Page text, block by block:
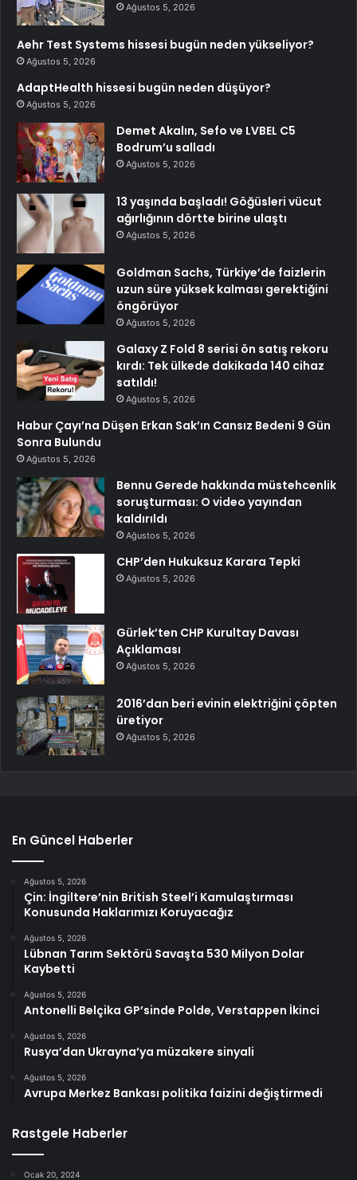
Ağustos 5, 2026
Aehr Test Systems hissesi bugün neden yükseliyor?
Ağustos 5, 2026
AdaptHealth hissesi bugün neden düşüyor?
Ağustos 5, 2026
Demet Akalın, Sefo ve LVBEL C5
Bodrum’u salladı
Ağustos 5, 2026
13 yaşında başladı! Göğüsleri vücut
ağırlığının dörtte birine ulaştı
Ağustos 5, 2026
Goldman Sachs, Türkiye’de faizlerin
uzun süre yüksek kalması gerektiğini
öngörüyor
Ağustos 5, 2026
Galaxy Z Fold 8 serisi ön satış rekoru
kırdı: Tek ülkede dakikada 140 cihaz
satıldı!
Ağustos 5, 2026
Habur Çayı’na Düşen Erkan Sak’ın Cansız Bedeni 9 Gün
Sonra Bulundu
Ağustos 5, 2026
Bennu Gerede hakkında müstehcenlik
soruşturması: O video yayından
kaldırıldı
Ağustos 5, 2026
CHP’den Hukuksuz Karara Tepki
Ağustos 5, 2026
Gürlek’ten CHP Kurultay Davası
Açıklaması
Ağustos 5, 2026
2016’dan beri evinin elektriğini çöpten
üretiyor
Ağustos 5, 2026
En Güncel Haberler
Ağustos 5, 2026
Çin: İngiltere’nin British Steel’i Kamulaştırması
Konusunda Haklarımızı Koruyacağız
Ağustos 5, 2026
Lübnan Tarım Sektörü Savaşta 530 Milyon Dolar
Kaybetti
Ağustos 5, 2026
Antonelli Belçika GP’sinde Polde, Verstappen İkinci
Ağustos 5, 2026
Rusya’dan Ukrayna’ya müzakere sinyali
Ağustos 5, 2026
Avrupa Merkez Bankası politika faizini değiştirmedi
Rastgele Haberler
Ocak 20, 2024